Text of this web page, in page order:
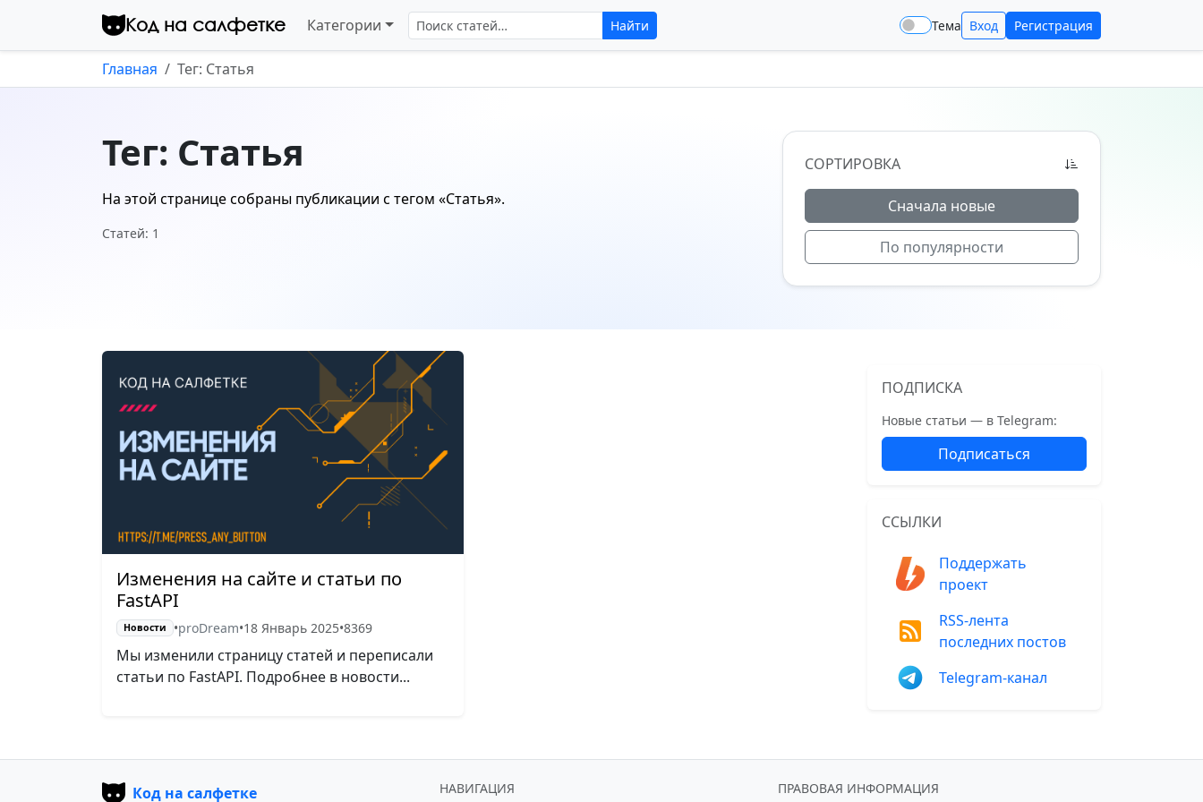
Перейти к контенту
Код на салфетке Категории Поиск по сайту Найти Тема Вход Регистрация
Главная Тег: Статья
Тег: Статья
На этой странице собраны публикации с тегом «Статья».
Статей: 1
СОРТИРОВКА
Сначала новые
По популярности
Изменения на сайте и статьи по
FastAPI
Новости •proDream•18 Январь 2025•8369
Мы изменили страницу статей и переписали
статьи по FastAPI. Подробнее в новости...
ПОДПИСКА
Новые статьи — в Telegram:
Подписаться
ССЫЛКИ
Поддержать
проект
RSS-лента
последних постов
Telegram-канал
Код на салфетке НАВИГАЦИЯ ПРАВОВАЯ ИНФОРМАЦИЯ